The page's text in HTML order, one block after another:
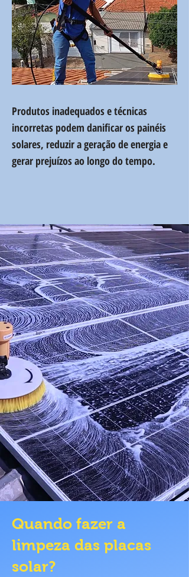
Produtos inadequados e técnicas
incorretas podem danificar os painéis
solares, reduzir a geração de energia e
gerar prejuízos ao longo do tempo.
Quando fazer a
limpeza das placas
solar?